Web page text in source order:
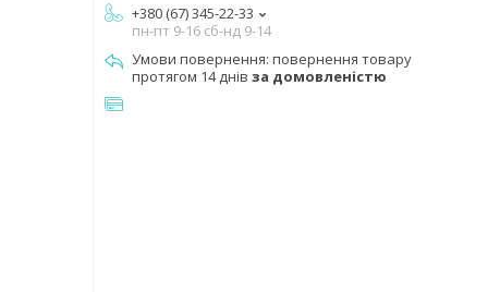
+380 (67) 345-22-33
пн-пт 9-16 сб-нд 9-14
повернення товару
протягом 14 днів за домовленістю